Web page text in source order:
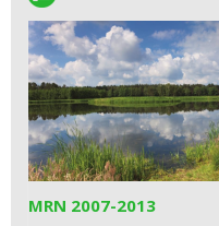
MRN 2007-2013